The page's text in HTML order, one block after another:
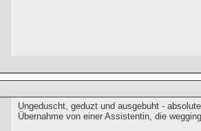
Ungeduscht, geduzt und ausgebuht -
Übernahme von einer Assistentin, die